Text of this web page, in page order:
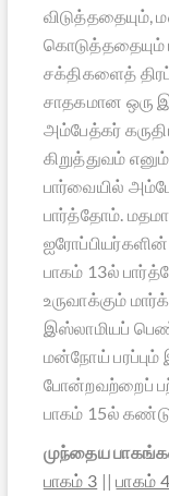
கொடுத்ததையும்
சக்திகளைத்
சாதகமான ஒரு
அம்பேத்கர்
கிறுத்துவம்
பார்வையில்
பார்த்தோம்.
பாகம் 13ல்
உருவாக்கும்
இஸ்லாமியப்
மன்நோய்
போன்றவற்றைப்
பாகம் 15ல்
முந்தைய
பாகம் 3 ||பாகம் 4